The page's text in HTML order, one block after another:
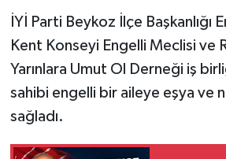
İYİ Parti Beykoz İlçe Başkanlığı
Kent Konseyi Engelli Meclisi ve
Yarınlara Umut Ol Derneği iş
sahibi engelli bir aileye eşya ve
sağladı.